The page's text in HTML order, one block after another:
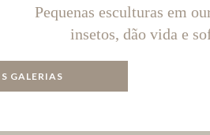
Pequenas esculturas em
insetos, dão vida e
GALERIAS